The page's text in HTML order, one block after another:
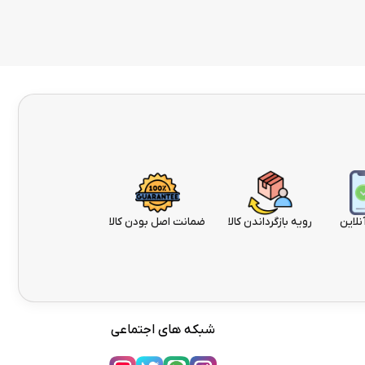
رویه بازگرداندن کالا ضمانت اصل بودن کالا
شبکه های اجتماعی